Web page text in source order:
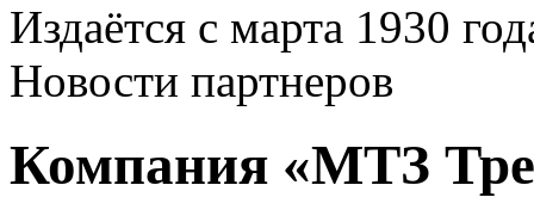
Издаётся с марта 1930
Новости партнеров
Компания «МТЗ